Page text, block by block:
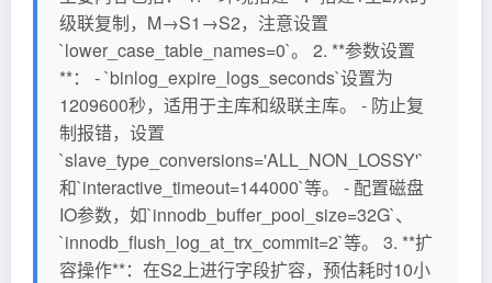
级联复制，M→S1→S2，注意设置
`lower_case_table_names=0`。 2. **参数设置
**： - `binlog_expire_logs_seconds`设置为
1209600秒，适用于主库和级联主库。 - 防止复
制报错，设置
`slave_type_conversions='ALL_NON_LOSSY'`
和`interactive_timeout=144000`等。 - 配置磁盘
IO参数，如`innodb_buffer_pool_size=32G`、
`innodb_flush_log_at_trx_commit=2`等。 3. **扩
容操作**：在S2上进行字段扩容，预估耗时10小